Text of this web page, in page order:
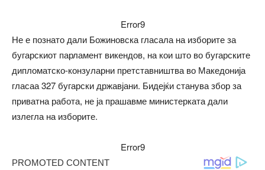
Error9
Не е познато дали Божиновска гласала на изборите за
бугарскиот парламент викендов, на кои што во бугарските
дипломатско-конзуларни претставништва во Македонија
гласаа 327 бугарски државјани. Бидејќи станува збор за
приватна работа, не ја прашавме министерката дали
излегла на изборите.
Error9